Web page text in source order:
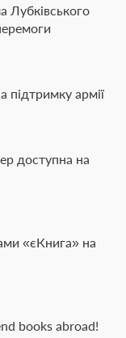
армії
доступна на
«єКнига» на
books abroad!